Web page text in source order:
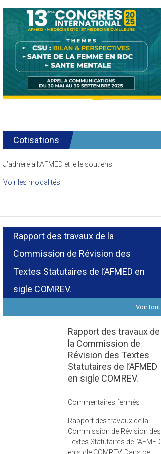
Cotisations
J’adhère à l’AFMED et je le soutiens
Voir les modalités
Rapport des travaux de la
Commission de Révision des
Textes Statutaires de l’AFMED en
sigle COMREV.
Voir tout
Rapport des travaux de
la Commission de
Révision des Textes
Statutaires de l’AFMED
en sigle COMREV.
Commentaires fermés
des
travaux
de
Rapport des travaux de la
Commission de Révision des
Textes Statutaires de l’AFMED
en sigle COMREV. Dans ce